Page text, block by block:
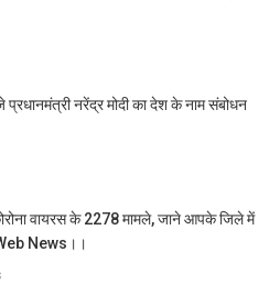
नरेंद्र मोदी का देश के नाम संबोधन
वायरस के 2278 मामले, जाने आपके जिले में
News।।